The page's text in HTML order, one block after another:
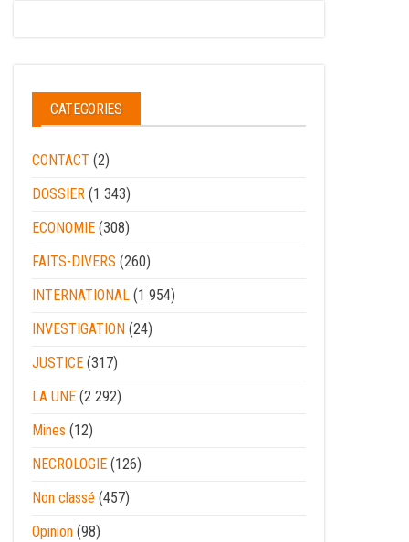
CATEGORIES
CONTACT (2)
DOSSIER (1 343)
ECONOMIE (308)
FAITS-DIVERS (260)
INTERNATIONAL (1 954)
INVESTIGATION (24)
JUSTICE (317)
LA UNE (2 292)
Mines (12)
NECROLOGIE (126)
Non classé (457)
Opinion (98)